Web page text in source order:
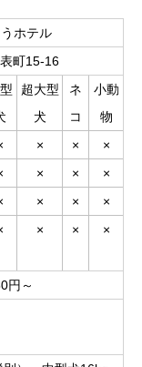
ホテル
町15-16
超大型
犬
ネ
コ
小動
物
× ×
×
× ×
×
× ×
×
× × ×
円～